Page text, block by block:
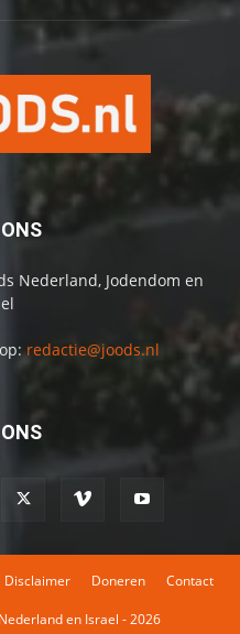
Nederland, Jodendom en
redactie@joods.nl
Disclaimer Doneren Contact
en Israel - 2026